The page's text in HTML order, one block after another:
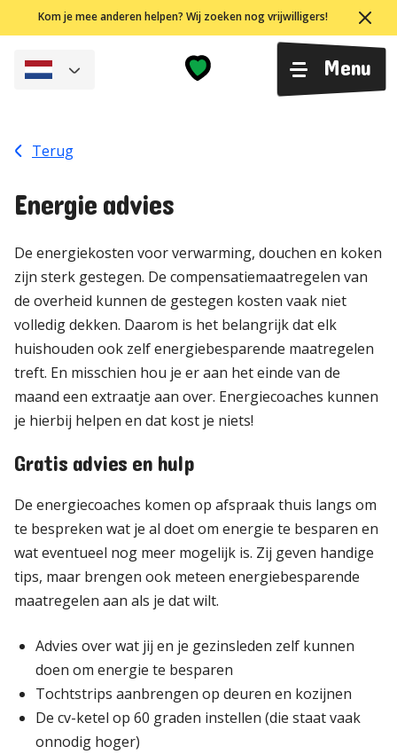
naar
inhoud
Kom je mee anderen helpen? Wij zoeken nog vrijwilligers!
Menu
Terug
Energie advies
De energiekosten voor verwarming, douchen en koken
zijn sterk gestegen. De compensatiemaatregelen van
de overheid kunnen de gestegen kosten vaak niet
volledig dekken. Daarom is het belangrijk dat elk
huishouden ook zelf energiebesparende maatregelen
treft. En misschien hou je er aan het einde van de
maand een extraatje aan over. Energiecoaches kunnen
je hierbij helpen en dat kost je niets!
Gratis advies en hulp
De energiecoaches komen op afspraak thuis langs om
te bespreken wat je al doet om energie te besparen en
wat eventueel nog meer mogelijk is. Zij geven handige
tips, maar brengen ook meteen energiebesparende
maatregelen aan als je dat wilt.
Advies over wat jij en je gezinsleden zelf kunnen
doen om energie te besparen
Tochtstrips aanbrengen op deuren en kozijnen
De cv-ketel op 60 graden instellen (die staat vaak
onnodig hoger)